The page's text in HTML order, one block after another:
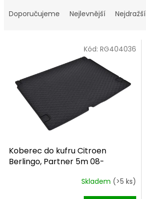
aDoporučujeme Nejlevnější Nejdražší
Koberec do kufru Citroen
Berlingo, Partner 5m 08-
Skladem (>5 ks)
Kód: RG404036